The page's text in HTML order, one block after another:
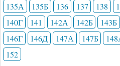
135А 135Б 136 137 138
140Г
141 142А 142Б 143Б
146Г
146Д 147А 147Б
152